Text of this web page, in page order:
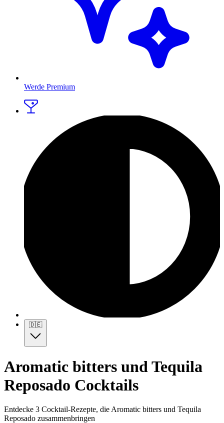
Werde Premium
🇩🇪
Aromatic bitters und Tequila
Reposado Cocktails
Entdecke 3 Cocktail-Rezepte, die Aromatic bitters und Tequila
Reposado zusammenbringen